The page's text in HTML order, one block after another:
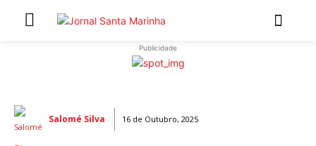
ARTIGOS DE OPINIÃO
Publicidade
Salomé Silva 16 de Outubro, 2025